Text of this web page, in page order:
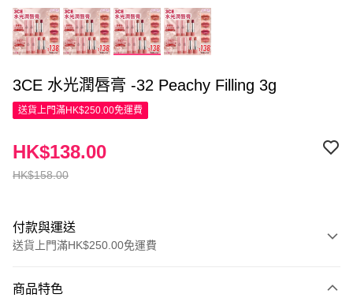
3CE 水光潤唇膏 -32 Peachy Filling 3g
送貨上門滿HK$250.00免運費
HK$158.00
HK$138.00
付款與運送
送貨上門滿HK$250.00免運費
信用卡
商品特色